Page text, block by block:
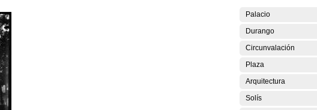
Palacio
Durango
Circunvalación
Plaza
Arquitectura
Solís